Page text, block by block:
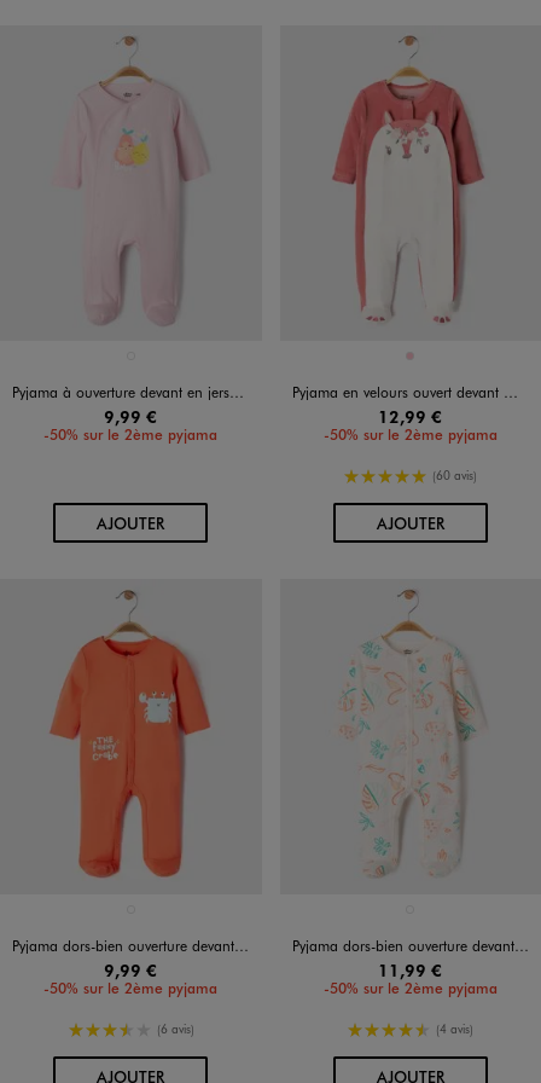
Pyjama à ouverture devant en jersey de coton bébé
9,99 €
-50% sur le 2ème pyjama
AJOUTERAU PANIER
Disponible en 1 coloris
Pyjama en velours ouvert devant motif biche bébé fille
12,99 €
-50% sur le 2ème pyjama
5/5 de moyenne
(60 avis)
AJOUTERAU PANIER
Pyjama dors-bien ouverture devant avec motif crabe bébé
9,99 €
-50% sur le 2ème pyjama
3.5/5 de moyenne
(6 avis)
AJOUTERAU PANIER
Pyjama dors-bien ouverture devant imprimé tropical bébé
11,99 €
-50% sur le 2ème pyjama
4.5/5 de moyenne
(4 avis)
AJOUTERAU PANIER